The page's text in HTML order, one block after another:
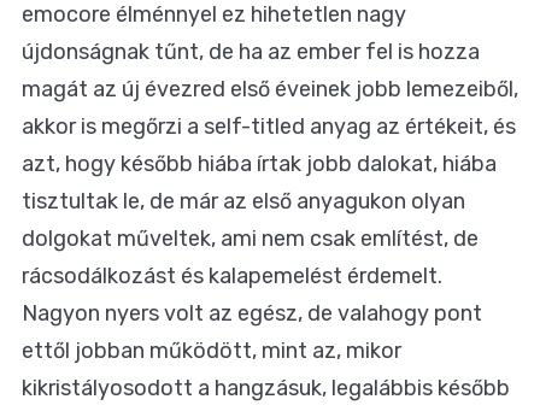
emocore élménnyel ez hihetetlen nagy
újdonságnak tűnt, de ha az ember fel is hozza
magát az új évezred első éveinek jobb lemezeiből,
akkor is megőrzi a self-titled anyag az értékeit, és
azt, hogy később hiába írtak jobb dalokat, hiába
tisztultak le, de már az első anyagukon olyan
dolgokat műveltek, ami nem csak említést, de
rácsodálkozást és kalapemelést érdemelt.
Nagyon nyers volt az egész, de valahogy pont
ettől jobban működött, mint az, mikor
kikristályosodott a hangzásuk, legalábbis később